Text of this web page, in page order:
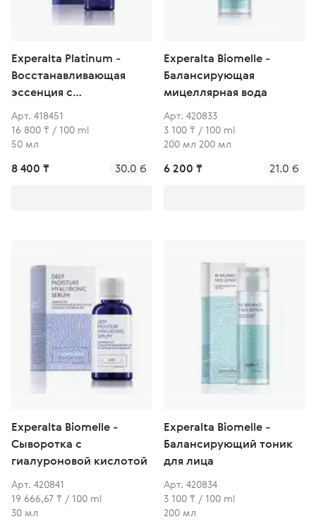
Experalta Platinum -
Восстанавливающая
эссенция с
ниацинамидом 10%
Арт. 418451
16 800 ₸ / 100 ml
50 мл
8 400 ₸ 30.0 б
Experalta Biomelle -
Балансирующая
мицеллярная вода
Арт. 420833
3 100 ₸ / 100 ml
200 мл 200 мл
6 200 ₸ 21.0 б
Experalta Biomelle -
Сыворотка с
гиалуроновой кислотой
Арт. 420841
19 666,67 ₸ / 100 ml
30 мл
Experalta Biomelle -
Балансирующий тоник
для лица
Арт. 420834
3 100 ₸ / 100 ml
200 мл